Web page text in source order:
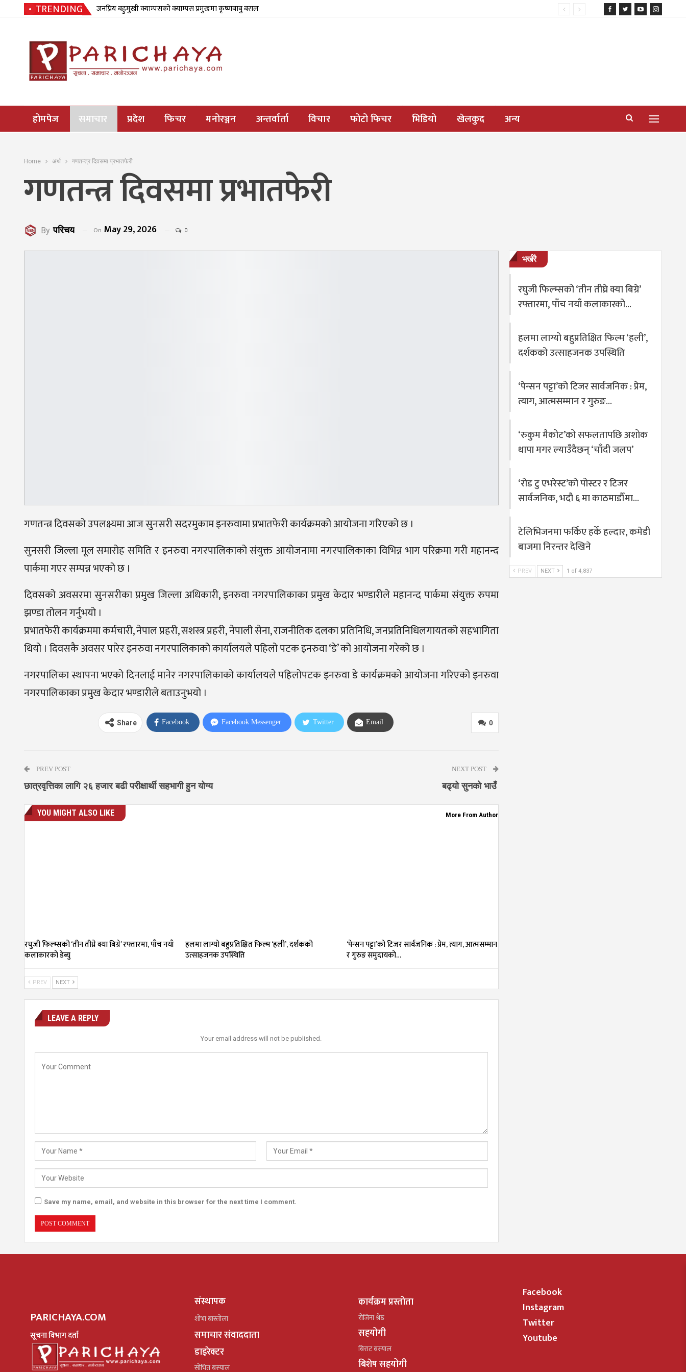
TRENDING जनप्रिय बहुमुखी क्याम्पसको क्याम्पस प्रमुखमा कृष्णबाबु बराल
होमपेज समाचार प्रदेश फिचर मनोरञ्जन अन्तर्वार्ता विचार फोटो फिचर भिडियो खेलकुद अन्य
Home अर्थ गणतन्त्र दिवसमा प्रभातफेरी
गणतन्त्र दिवसमा प्रभातफेरी
By परिचय On May 29, 2026 0
गणतन्त्र दिवसको उपलक्ष्यमा आज सुनसरी सदरमुकाम इनरुवामा प्रभातफेरी कार्यक्रमको आयोजना गरिएको छ ।
सुनसरी जिल्ला मूल समारोह समिति र इनरुवा नगरपालिकाको संयुक्त आयोजनामा नगरपालिकाका विभिन्न भाग परिक्रमा गरी महानन्द
पार्कमा गएर सम्पन्न भएको छ ।
दिवसको अवसरमा सुनसरीका प्रमुख जिल्ला अधिकारी, इनरुवा नगरपालिकाका प्रमुख केदार भण्डारीले महानन्द पार्कमा संयुक्त रुपमा
झण्डा तोलन गर्नुभयो ।
प्रभातफेरी कार्यक्रममा कर्मचारी, नेपाल प्रहरी, सशस्त्र प्रहरी, नेपाली सेना, राजनीतिक दलका प्रतिनिधि, जनप्रतिनिधिलगायतको सहभागिता
थियो । दिवसकै अवसर पारेर इनरुवा नगरपालिकाको कार्यालयले पहिलो पटक इनरुवा ‘डे’ को आयोजना गरेको छ ।
नगरपालिका स्थापना भएको दिनलाई मानेर नगरपालिकाको कार्यालयले पहिलोपटक इनरुवा डे कार्यक्रमको आयोजना गरिएको इनरुवा
नगरपालिकाका प्रमुख केदार भण्डारीले बताउनुभयो ।
0
Share Facebook Facebook Messenger Twitter Email
PREV POST
छात्रवृत्तिका लागि २६ हजार बढी परीक्षार्थी सहभागी हुन योग्य
NEXT POST
बढ्यो सुनको भाउँ
YOU MIGHT ALSO LIKE More From Author
रघुजी फिल्म्सको ‘तीन तीघ्रे क्या बिग्रे’ रफ्तारमा, पाँच नयाँ
कलाकारको डेब्यु
हलमा लाग्यो बहुप्रतिक्षित फिल्म ‘हली’, दर्शकको
उत्साहजनक उपस्थिति
‘पेन्सन पट्टा’को टिजर सार्वजनिक : प्रेम, त्याग, आत्मसम्मान
र गुरुङ समुदायको…
PREV NEXT
LEAVE A REPLY
Your email address will not be published.
Save my name, email, and website in this browser for the next time I comment.
भर्खरै
रघुजी फिल्म्सको ‘तीन तीघ्रे क्या बिग्रे’
रफ्तारमा, पाँच नयाँ कलाकारको…
हलमा लाग्यो बहुप्रतिक्षित फिल्म ‘हली’,
दर्शकको उत्साहजनक उपस्थिति
‘पेन्सन पट्टा’को टिजर सार्वजनिक : प्रेम,
त्याग, आत्मसम्मान र गुरुङ…
‘रुकुम मैकोट’को सफलतापछि अशोक
थापा मगर ल्याउँदैछन् ‘चाँदी जलप’
‘रोड टु एभरेस्ट’को पोस्टर र टिजर
सार्वजनिक, भदौ ६ मा काठमाडौँमा…
टेलिभिजनमा फर्किए हर्के हल्दार, कमेडी
बाजमा निरन्तर देखिने
PREV NEXT 1 of 4,837
PARICHAYA.COM
सूचना विभाग दर्ता
संस्थापक
शोभा बास्तोला
समाचार संवाददाता
डाइरेक्टर
सोभित बस्याल
कार्यक्रम प्रस्तोता
रोजिना श्रेष्ठ
सहयोगी
बिराट बस्याल
बिशेष सहयोगी
Facebook
Instagram
Twitter
Youtube